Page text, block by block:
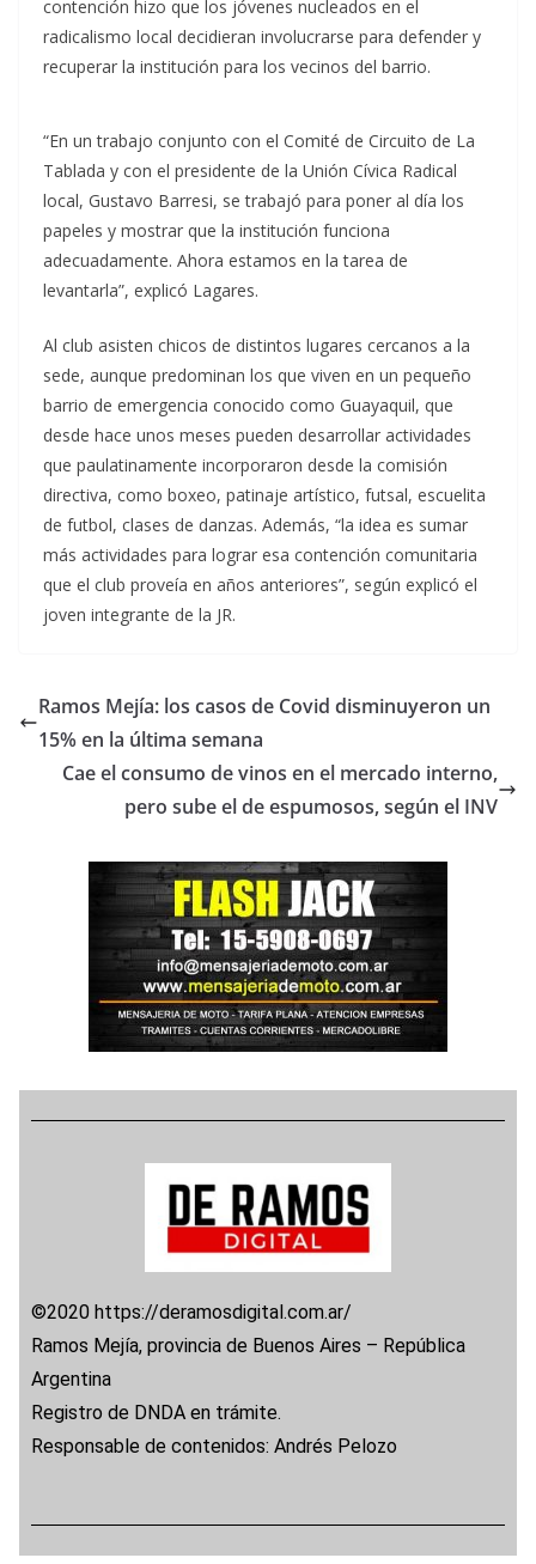
contención hizo que los jóvenes nucleados en el
radicalismo local decidieran involucrarse para defender y
recuperar la institución para los vecinos del barrio.
“En un trabajo conjunto con el Comité de Circuito de La
Tablada y con el presidente de la Unión Cívica Radical
local, Gustavo Barresi, se trabajó para poner al día los
papeles y mostrar que la institución funciona
adecuadamente. Ahora estamos en la tarea de
levantarla”, explicó Lagares.
Al club asisten chicos de distintos lugares cercanos a la
sede, aunque predominan los que viven en un pequeño
barrio de emergencia conocido como Guayaquil, que
desde hace unos meses pueden desarrollar actividades
que paulatinamente incorporaron desde la comisión
directiva, como boxeo, patinaje artístico, futsal, escuelita
de futbol, clases de danzas. Además, “la idea es sumar
más actividades para lograr esa contención comunitaria
que el club proveía en años anteriores”, según explicó el
joven integrante de la JR.
Ramos Mejía: los casos de Covid disminuyeron un
15% en la última semana
Cae el consumo de vinos en el mercado interno,
pero sube el de espumosos, según el INV
©2020 https://deramosdigital.com.ar/
Ramos Mejía, provincia de Buenos Aires – República
Argentina
Registro de DNDA en trámite.
Responsable de contenidos: Andrés Pelozo